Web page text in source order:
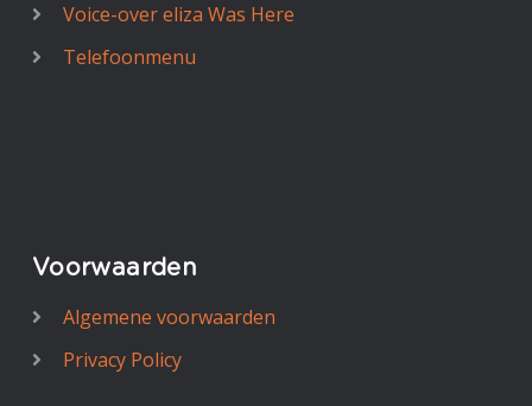
Voice-over eliza Was Here
Telefoonmenu
Voorwaarden
Algemene voorwaarden
Privacy Policy